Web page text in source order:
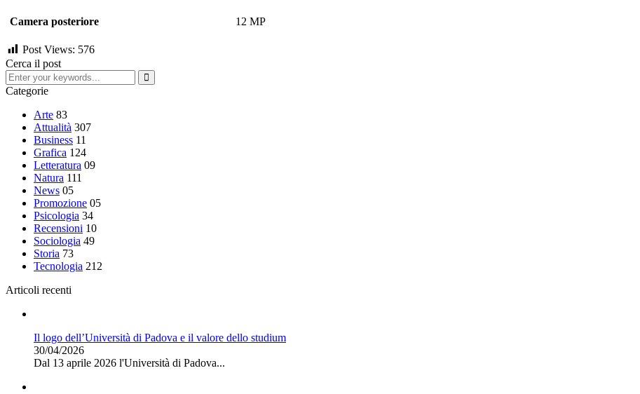
Camera posteriore 12 MP
Post Views: 576
Cerca il post
Categorie
Arte 83
Attualità 307
Business 11
Grafica 124
Letteratura 09
Natura 111
News 05
Promozione 05
Psicologia 34
Recensioni 10
Sociologia 49
Storia 73
Tecnologia 212
Articoli recenti
Il logo dell’Università di Padova e il valore dello studium
30/04/2026
Dal 13 aprile 2026 l'Università di Padova...